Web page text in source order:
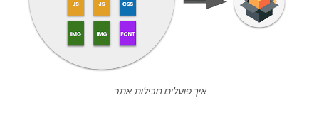
איך פועלים חבילות אתר